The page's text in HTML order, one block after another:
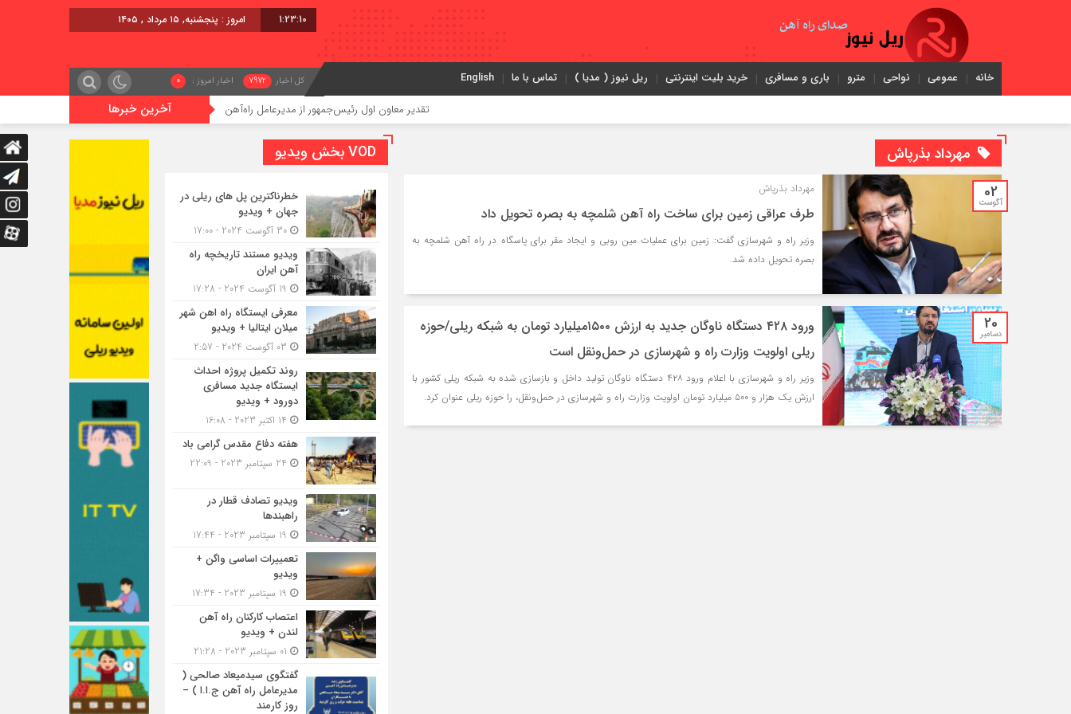
1:23:11 امروز : پنجشنبه, ۱۵ مرداد , ۱۴۰۵
خانه عمومی نواحی مترو باری و مسافری خرید بلیت اینترنتی ریل نیوز ( مدیا ) تماس با ما English کل اخبار 7972 اخبار امروز : 0
آخرین خبرها تقدیر معاون اول رئیس‌جمهور از مدیرعامل راه‌آهن اعزام قطار فوق‌العاده کرمان – خرمشهر
مهرداد بذرپاش
02
آگوست
مهرداد بذرپاش
طرف عراقی زمین برای ساخت راه آهن شلمچه به بصره تحویل داد
وزیر راه و شهرسازی گفت: زمین برای عمليات مین روبی و ایجاد مقر برای پاسگاه در راه آهن شلمچه به
بصره تحویل داده شد.
20
دسامبر
ورود ۴۲۸ دستگاه ناوگان جدید به ارزش ۱۵۰۰میلیارد تومان به شبکه ریلی/حوزه
ریلی اولویت وزارت راه‌ و شهرسازی در حمل‌ونقل است
وزیر راه و شهرسازی با اعلام ورود ۴۲۸ دستگاه ناوگان تولید داخل و بازسازی شده به شبکه ریلی کشور با
ارزش یک هزار و ۵۰۰ میلیارد تومان اولویت وزارت راه و شهرسازی در حمل‌ونقل، را حوزه ریلی عنوان کرد.
VOD بخش ویدیو
خطرناکترین پل های ریلی در
جهان + ویدیو
ویدیو مستند تاریخچه راه
آهن ایران
معرفی ایستگاه راه اهن شهر
میلان ایتالیا + ویدیو
روند تکمیل پروژه احداث
ایستگاه جدید مسافری
دورود + ویدیو
هفته دفاع مقدس گرامی باد
ویدیو تصادف قطار در
راهبندها
تعمییرات اساسی واگن +
ویدیو
اعتصاب کارکنان راه آهن
لندن + ویدیو
گفتگوی سیدمیعاد صالحی (
مدیرعامل راه آهن ج.ا.ا ) –
روز کارمند